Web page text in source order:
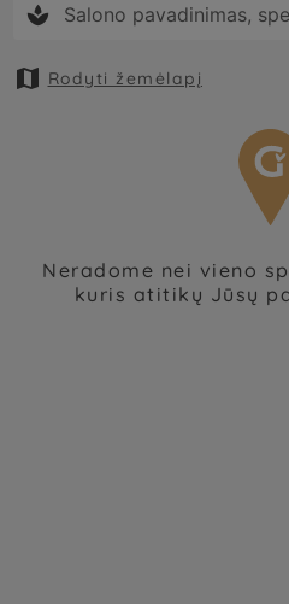

 Rodyti žemėlapį
Neradome nei vieno
kuris atitikų Jūsų